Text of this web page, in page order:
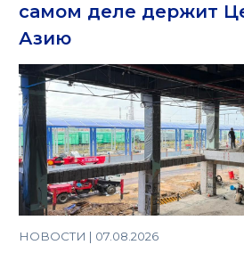
самом деле держит
Азию
НОВОСТИ | 07.08.2026